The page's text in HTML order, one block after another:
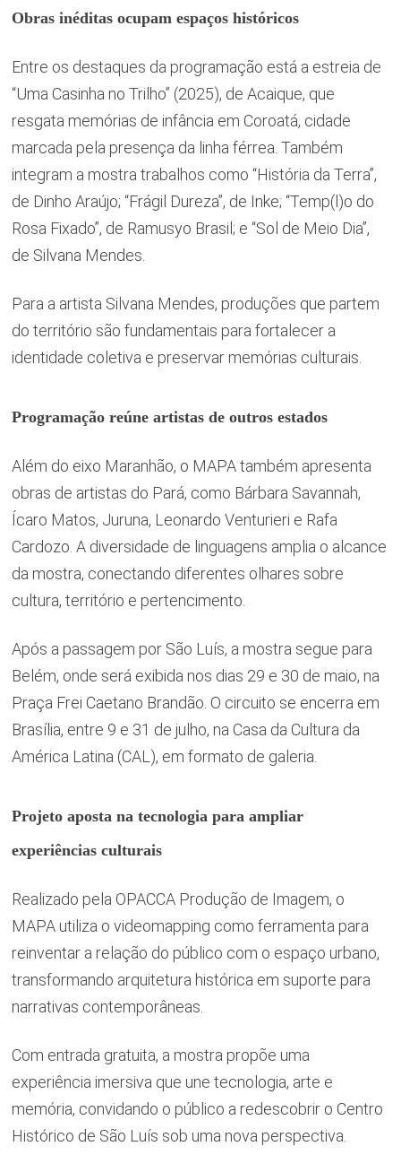
Obras inéditas ocupam espaços históricos
Entre os destaques da programação está a estreia de
“Uma Casinha no Trilho” (2025), de Acaique, que
resgata memórias de infância em Coroatá, cidade
marcada pela presença da linha férrea. Também
integram a mostra trabalhos como “História da Terra”,
de Dinho Araújo; “Frágil Dureza”, de Inke; “Temp(l)o do
Rosa Fixado”, de Ramusyo Brasil; e “Sol de Meio Dia”,
de Silvana Mendes.
Para a artista Silvana Mendes, produções que partem
do território são fundamentais para fortalecer a
identidade coletiva e preservar memórias culturais.
Programação reúne artistas de outros estados
Além do eixo Maranhão, o MAPA também apresenta
obras de artistas do Pará, como Bárbara Savannah,
Ícaro Matos, Juruna, Leonardo Venturieri e Rafa
Cardozo. A diversidade de linguagens amplia o alcance
da mostra, conectando diferentes olhares sobre
cultura, território e pertencimento.
Após a passagem por São Luís, a mostra segue para
Belém, onde será exibida nos dias 29 e 30 de maio, na
Praça Frei Caetano Brandão. O circuito se encerra em
Brasília, entre 9 e 31 de julho, na Casa da Cultura da
América Latina (CAL), em formato de galeria.
Projeto aposta na tecnologia para ampliar
experiências culturais
Realizado pela OPACCA Produção de Imagem, o
MAPA utiliza o videomapping como ferramenta para
reinventar a relação do público com o espaço urbano,
transformando arquitetura histórica em suporte para
narrativas contemporâneas.
Com entrada gratuita, a mostra propõe uma
experiência imersiva que une tecnologia, arte e
memória, convidando o público a redescobrir o Centro
Histórico de São Luís sob uma nova perspectiva.